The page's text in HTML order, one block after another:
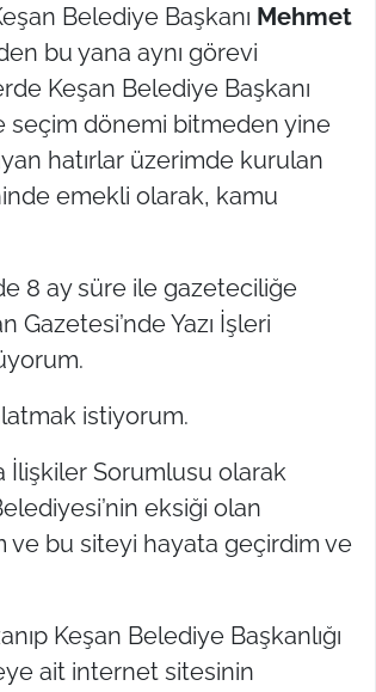
Belediye Başkanı Mehmet
bu yana aynı görevi
Keşan Belediye Başkanı
seçim dönemi bitmeden yine
hatırlar üzerimde kurulan
emekli olarak, kamu
8 ay süre ile gazeteciliğe
Yazı İşleri
istiyorum.
İlişkiler Sorumlusu olarak
eksiği olan
ve bu siteyi hayata geçirdim ve
Keşan Belediye Başkanlığı
ait internet sitesinin